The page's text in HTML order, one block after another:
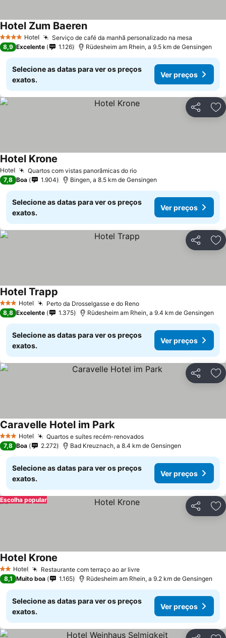
4 EstrelasHotel Serviço de café da manhã personalizado na mesa
Hotel Zum Baeren
8,9 Excelente 1.126 Rüdesheim am Rhein, a 9.5 km de Gensingen
Selecione as datas para ver os preços
exatos.
Ver preços
Partilhar
Hotel Quartos com vistas panorâmicas do rio
Hotel Krone
7,8 Boa 1.904 Bingen, a 8.5 km de Gensingen
Selecione as datas para ver os preços
exatos.
Ver preços
Partilhar
3 EstrelasHotel Perto da Drosselgasse e do Reno
Hotel Trapp
8,8 Excelente 1.375 Rüdesheim am Rhein, a 9.4 km de Gensingen
Selecione as datas para ver os preços
exatos.
Ver preços
Partilhar
3 EstrelasHotel Quartos e suítes recém-renovados
Caravelle Hotel im Park
7,8 Boa 2.272 Bad Kreuznach, a 8.4 km de Gensingen
Selecione as datas para ver os preços
exatos.
Ver preços
Partilhar
Escolha popular
2 Estrelas
Hotel Restaurante com terraço ao ar livre
Hotel Krone
8,1 Muito boa 1.165 Rüdesheim am Rhein, a 9.2 km de Gensingen
Selecione as datas para ver os preços
exatos.
Ver preços